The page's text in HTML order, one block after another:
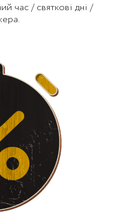
час / святкові дні /